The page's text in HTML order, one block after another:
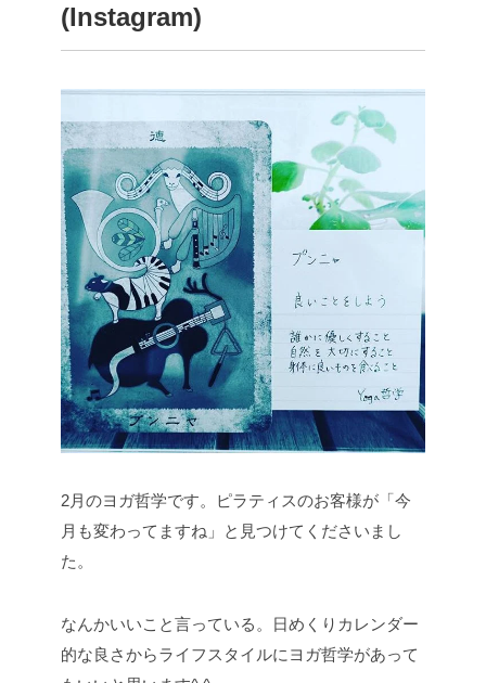
(Instagram)
2月のヨガ哲学です。ピラティスのお客様が「今
月も変わってますね」と見つけてくださいまし
た。
なんかいいこと言っている。日めくりカレンダー
的な良さからライフスタイルにヨガ哲学があって